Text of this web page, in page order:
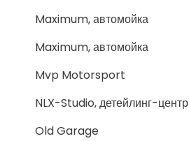
Maximum, автомойка
Maximum, автомойка
Mvp Motorsport
NLX-Studio, детейлинг-центр
Old Garage